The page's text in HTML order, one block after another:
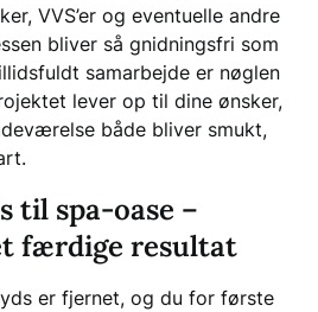
VVS’er og eventuelle andre
bliver så gnidningsfri som
samarbejde er nøglen
lever op til dine ønsker,
både bliver smukt,
til spa-oase –
færdige resultat
er fjernet, og du for første